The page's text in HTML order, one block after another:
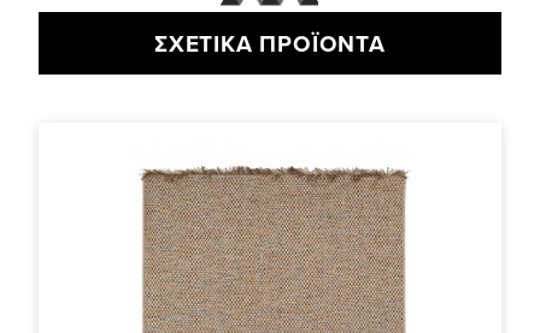
ΣΧΕΤΙΚΆ ΠΡΟΪΌΝΤΑ